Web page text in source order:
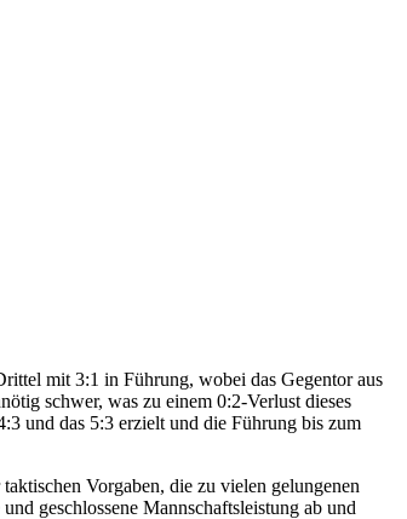
mit 3:1 in Führung, wobei das Gegentor aus
schwer, was zu einem 0:2-Verlust dieses
und das 5:3 erzielt und die Führung bis zum
Vorgaben, die zu vielen gelungenen
geschlossene Mannschaftsleistung ab und